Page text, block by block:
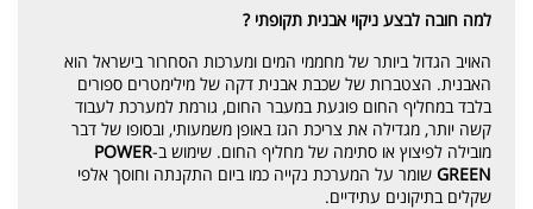
למה חובה לבצע ניקוי אבנית תקופתי ?
האויב הגדול ביותר של מחממי המים ומערכות הסחרור בישראל הוא
האבנית. הצטברות של שכבת אבנית דקה של מילימטרים ספורים
בלבד במחליף החום פוגעת במעבר החום, גורמת למערכת לעבוד
קשה יותר, מגדילה את צריכת הגז באופן משמעותי, ובסופו של דבר
מובילה לפיצוץ או סתימה של מחליף החום. שימוש ב-POWER
GREEN שומר על המערכת נקייה כמו ביום התקנתה וחוסך אלפי
שקלים בתיקונים עתידיים.